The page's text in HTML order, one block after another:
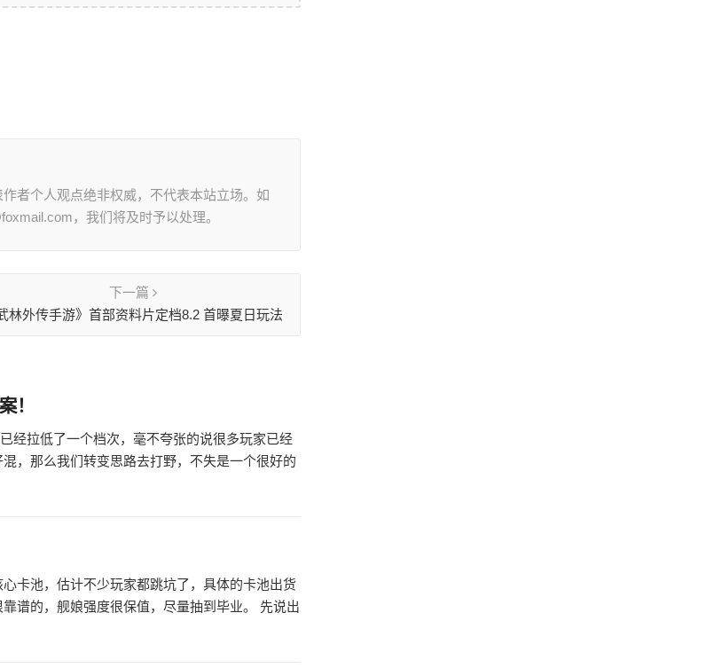
者个人观点绝非权威，不代表本站立场。如
，我们将及时予以处理。
下一篇
林外传手游》首部资料片定档8.2 首曝夏日玩法
！
经拉低了一个档次，毫不夸张的说很多玩家已经
，那么我们转变思路去打野，不失是一个很好的
卡池，估计不少玩家都跳坑了，具体的卡池出货
谱的，舰娘强度很保值，尽量抽到毕业。 先说出